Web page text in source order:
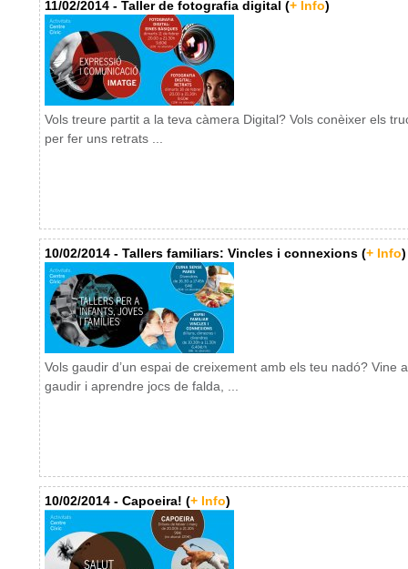
11/02/2014 - Taller de fotografia digital (+ Info)
Vols treure partit a la teva càmera Digital? Vols conèixer els
per fer uns retrats ...
10/02/2014 - Tallers familiars: Vincles i connexions (+ Info)
Vols gaudir d’un espai de creixement amb els teu nadó? Vine a
gaudir i aprendre jocs de falda, ...
10/02/2014 - Capoeira! (+ Info)